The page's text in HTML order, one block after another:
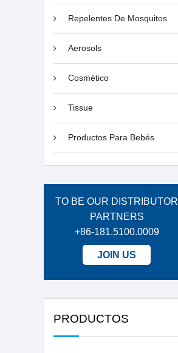
Repelentes De Mosquitos
Aerosols
Cosmético
Tissue
Productos Para Bebés
TO BE OUR DISTRIBUTOR
PARTNERS
+86-181.5100.0009
JOIN US
PRODUCTOS